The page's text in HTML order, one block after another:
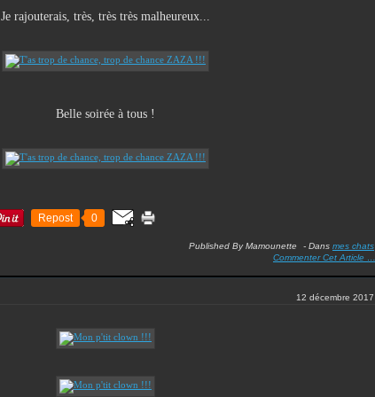
Je rajouterais, très, très très malheureux...
Belle soirée à tous !
Repost 0
Published By Mamounette - Dans mes chats
Commenter Cet Article
12 décembre 2017